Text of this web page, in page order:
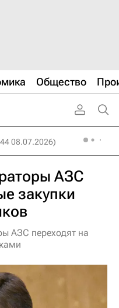
Общество
08.07.2026)
АЗС
закупки
АЗС переходят на